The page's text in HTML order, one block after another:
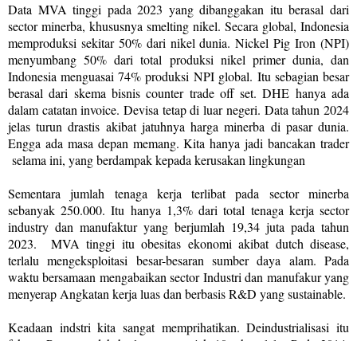
Data MVA tinggi pada 2023 yang dibanggakan itu berasal dari
sector minerba, khususnya smelting nikel. Secara global, Indonesia
memproduksi sekitar 50% dari nikel dunia. Nickel Pig Iron (NPI)
menyumbang 50% dari total produksi nikel primer dunia, dan
Indonesia menguasai 74% produksi NPI global. Itu sebagian besar
berasal dari skema bisnis counter trade off set. DHE hanya ada
dalam catatan invoice. Devisa tetap di luar negeri. Data tahun 2024
jelas turun drastis akibat jatuhnya harga minerba di pasar dunia.
Engga ada masa depan memang. Kita hanya jadi bancakan trader
selama ini, yang berdampak kepada kerusakan lingkungan
Sementara jumlah tenaga kerja terlibat pada sector minerba
sebanyak 250.000. Itu hanya 1,3% dari total tenaga kerja sector
industry dan manufaktur yang berjumlah 19,34 juta pada tahun
2023.
MVA tinggi itu obesitas ekonomi akibat dutch disease,
terlalu mengeksploitasi besar-besaran sumber daya alam. Pada
waktu bersamaan mengabaikan sector Industri dan manufakur yang
menyerap Angkatan kerja luas dan berbasis R&D yang sustainable.
Keadaan indstri kita sangat memprihatikan. Deindustrialisasi itu